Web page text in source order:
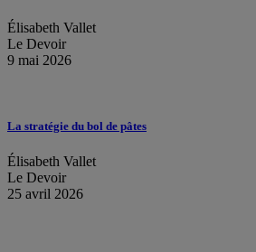
Élisabeth Vallet
Le Devoir
9 mai 2026
La stratégie du bol de pâtes
Élisabeth Vallet
Le Devoir
25 avril 2026